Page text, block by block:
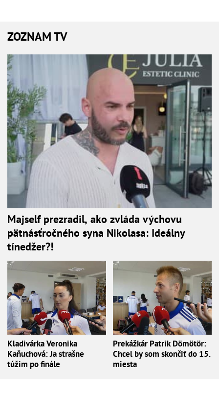
ZOZNAM TV
Majself prezradil, ako zvláda výchovu
pätnásťročného syna Nikolasa: Ideálny
tínedžer?!
Kladivárka Veronika
Kaňuchová: Ja strašne
túžim po finále
Prekážkár Patrik Dömötör:
Chcel by som skončiť do 15.
miesta